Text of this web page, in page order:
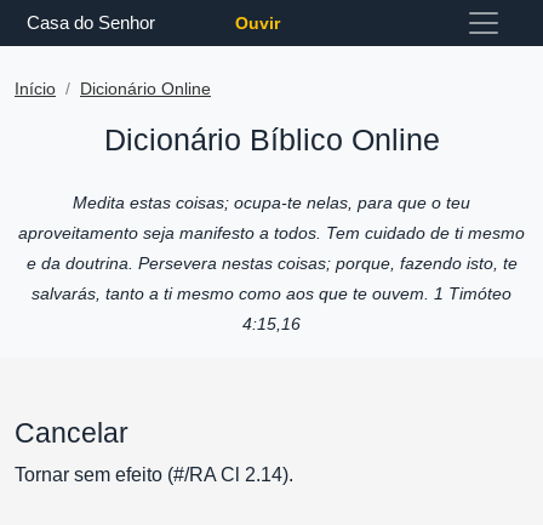
Casa do Senhor Ouvir
Início Dicionário Online
Dicionário Bíblico Online
Medita estas coisas; ocupa-te nelas, para que o teu
aproveitamento seja manifesto a todos. Tem cuidado de ti mesmo
e da doutrina. Persevera nestas coisas; porque, fazendo isto, te
salvarás, tanto a ti mesmo como aos que te ouvem. 1 Timóteo
4:15,16
Cancelar
Tornar sem efeito (#/RA Cl 2.14).